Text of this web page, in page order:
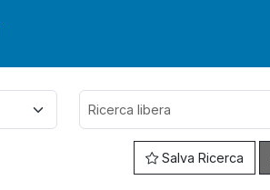
Salva Ricerca